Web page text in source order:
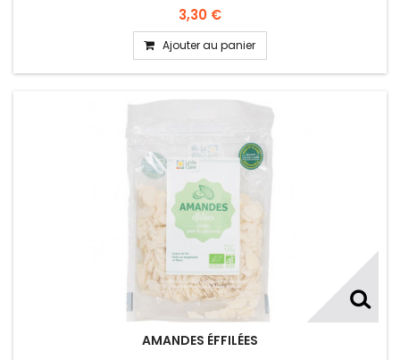
3,30 €
Ajouter au panier
AMANDES ÉFFILÉES